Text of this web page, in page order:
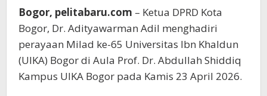
Bogor, pelitabaru.com – Ketua DPRD Kota
Bogor, Dr. Adityawarman Adil menghadiri
perayaan Milad ke-65 Universitas Ibn Khaldun
(UIKA) Bogor di Aula Prof. Dr. Abdullah Shiddiq
Kampus UIKA Bogor pada Kamis 23 April 2026.